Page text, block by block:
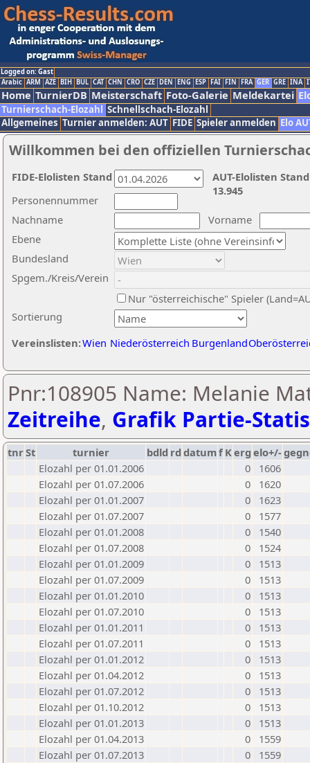
Logged on: Gast
Arabic ARM AZE BIH BUL CAT CHN CRO CZE DEN ENG ESP FAI FIN FRA GER GRE INA
Home TurnierDB Meisterschaft Foto-Galerie Meldekartei
Turnierschach-Elozahl Schnellschach-Elozahl
Allgemeines Turnier anmelden: AUT FIDE Spieler anmelden Elo
Willkommen bei den offiziellen
Nachname
Vorname
Ebene
Sortierung
Personennummer
Bundesland
Spgem./Kreis/Verein
Nur "österreichische" Spieler
Vereinslisten:Wien Niederösterreich Burgenland
AUT-Elolisten
13.945
FIDE-Elolisten Stand
Pnr:108905 Name: Melanie
Zeitreihe, Grafik Partie-
tnrSt turnier bdld rd datumf Kerg elo+/-
Elozahl per 01.01.2006
0
1606
Elozahl per 01.07.2006
0
1620
Elozahl per 01.01.2007
0
1623
Elozahl per 01.07.2007
0
1577
Elozahl per 01.01.2008
0
1540
Elozahl per 01.07.2008
0
1524
Elozahl per 01.01.2009
0
1513
Elozahl per 01.07.2009
0
1513
Elozahl per 01.01.2010
0
1513
Elozahl per 01.07.2010
0
1513
Elozahl per 01.01.2011
0
1513
Elozahl per 01.07.2011
0
1513
Elozahl per 01.01.2012
0
1513
Elozahl per 01.04.2012
0
1513
Elozahl per 01.07.2012
0
1513
Elozahl per 01.10.2012
0
1513
Elozahl per 01.01.2013
0
1513
Elozahl per 01.04.2013
0
1559
Elozahl per 01.07.2013
0
1559